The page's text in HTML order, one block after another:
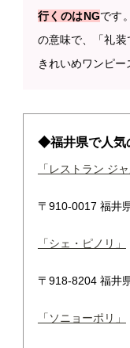
行くのはNGです
の意味で、「礼
きれいめワンピー
◆福井県で人気
「レストラン ジャ
〒910-0017 福井
「シェ・ピノリ」
〒918-8204 福井
「ソニョーポリ」